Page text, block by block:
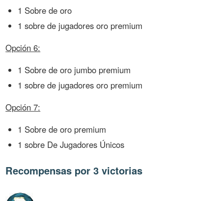
1 Sobre de oro
1 sobre de jugadores oro premium
Opción 6:
1 Sobre de oro jumbo premium
1 sobre de jugadores oro premium
Opción 7:
1 Sobre de oro premium
1 sobre De Jugadores Únicos
Recompensas por 3 victorias